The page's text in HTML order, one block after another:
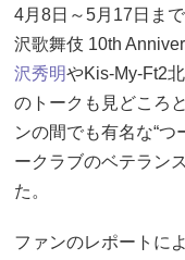
4月8日～5月17日ま
沢歌舞伎 10th
沢秀明やKis-My-Ft2
のトークも見どころ
ンの間でも有名な“つ
ークラブのベテラン
た。
ファンのレポートに